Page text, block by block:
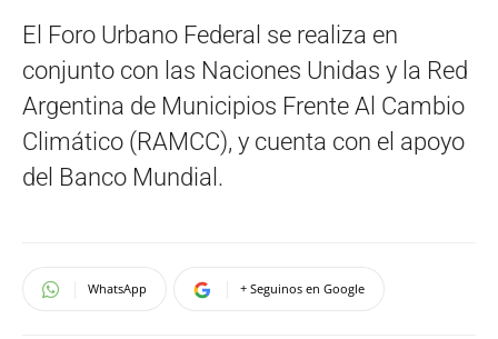
El Foro Urbano Federal se realiza en
conjunto con las Naciones Unidas y la Red
Argentina de Municipios Frente Al Cambio
Climático (RAMCC), y cuenta con el apoyo
del Banco Mundial.
WhatsApp + Seguinos en Google